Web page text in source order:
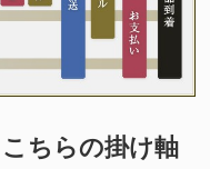
ちらの掛け軸